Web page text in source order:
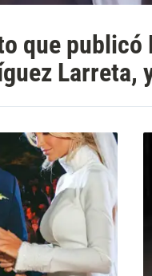
que
Larreta,